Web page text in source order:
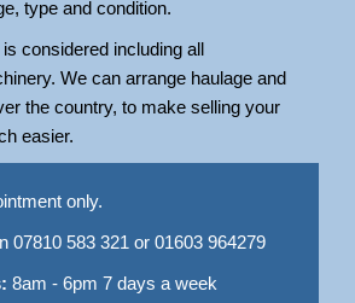
type and condition.
considered including all
We can arrange haulage and
the country, to make selling your
easier.
only.
07810 583 321 or 01603 964279
8am - 6pm 7 days a week